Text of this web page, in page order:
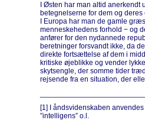
I Østen har man altid
betegnelserne for dem og
I Europa har man de gamle
menneskehedens forhold − og
anfører for den nydannede
beretninger forsvandt ikke, da
direkte fortsættelse af dem i
kritiske øjeblikke og vender
skytsengle, der somme tider
rejsende fra en situation, der
[1] I åndsvidenskaben
”intelligens” o.l.